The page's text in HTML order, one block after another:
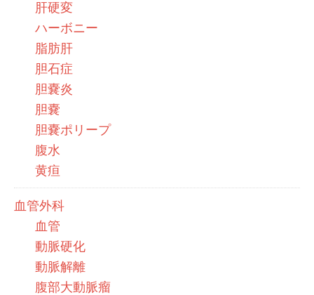
肝硬変
ハーボニー
脂肪肝
胆石症
胆嚢炎
胆嚢
胆嚢ポリープ
腹水
黄疸
血管外科
血管
動脈硬化
動脈解離
腹部大動脈瘤